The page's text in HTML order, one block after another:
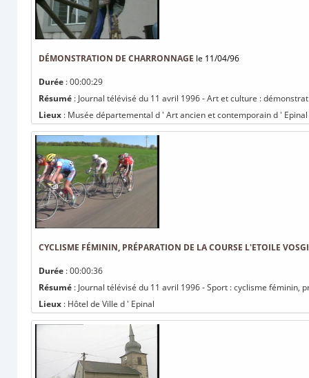
DÉMONSTRATION DE CHARRONNAGE le 11/04/96
Durée : 00:00:29
Résumé : Journal télévisé du 11 avril 1996 - Art et culture :
Lieux : Musée départemental d ' Art ancien et contemporain d ' Epinal
CYCLISME FÉMININ, PRÉPARATION DE LA COURSE L'ETOILE
Durée : 00:00:36
Résumé : Journal télévisé du 11 avril 1996 - Sport : cyclisme féminin,
Lieux : Hôtel de Ville d ' Epinal